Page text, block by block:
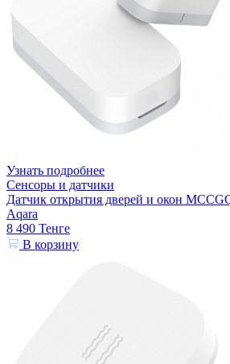
Узнать подробнее
Сенсоры и датчики
Датчик открытия дверей и окон
Aqara
8 490 Тенге
В корзину